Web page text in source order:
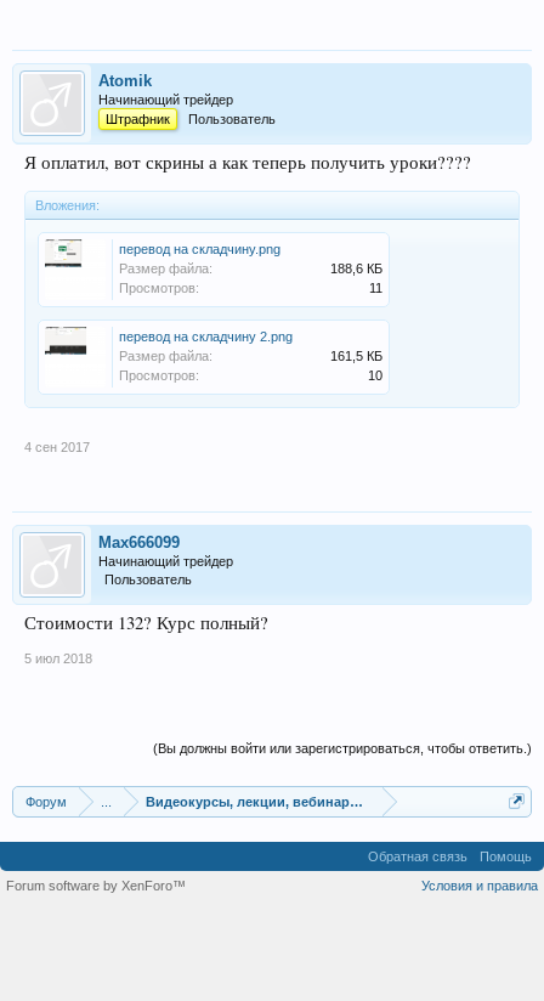
Atomik
Начинающий трейдер
Штрафник
Пользователь
Я оплатил, вот скрины а как теперь получить уроки????
Вложения:
перевод на складчину.png
Размер файла:
188,6 КБ
Просмотров:
11
перевод на складчину 2.png
Размер файла:
161,5 КБ
Просмотров:
10
4 сен 2017
Max666099
Начинающий трейдер
Пользователь
Стоимости 132? Курс полный?
5 июл 2018
(Вы должны войти или зарегистрироваться, чтобы ответить.)
Форум Видеокурсы, лекции, вебинары, учебный материал
Обратная связь
Помощь
Условия и правила
Forum software by XenForo™